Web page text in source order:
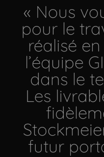
« Nous
pour le
réalisé
l’équipe
dans le
Les
futur